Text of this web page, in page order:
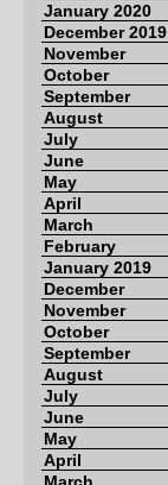
January 2020
December 2019
November
October
September
August
July
June
May
April
March
February
January 2019
December
November
October
September
August
July
June
May
April